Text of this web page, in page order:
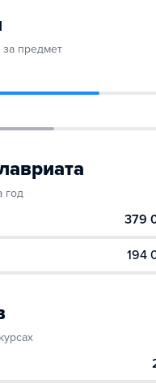
предмет
год
379
194